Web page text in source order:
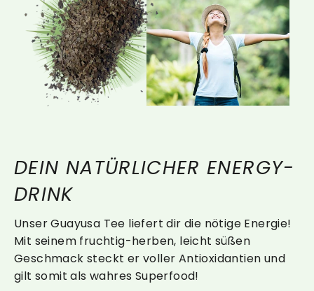
DEIN NATÜRLICHER ENERGY-
DRINK
Unser Guayusa Tee liefert dir die nötige Energie!
Mit seinem fruchtig-herben, leicht süßen
Geschmack steckt er voller Antioxidantien und
gilt somit als wahres Superfood!